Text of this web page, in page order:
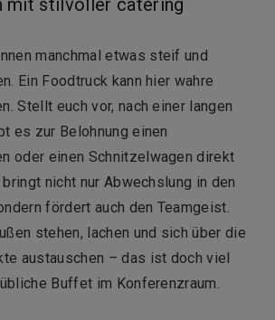
mit stilvoller catering
manchmal etwas steif und
Ein Foodtruck kann hier wahre
Stellt euch vor, nach einer langen
es zur Belohnung einen
oder einen Schnitzelwagen direkt
bringt nicht nur Abwechslung in den
fördert auch den Teamgeist.
stehen, lachen und sich über die
austauschen – das ist doch viel
Buffet im Konferenzraum.